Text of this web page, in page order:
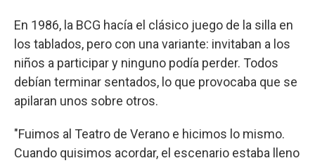
En 1986, la BCG hacía el clásico juego de la silla en
los tablados, pero con una variante: invitaban a los
niños a participar y ninguno podía perder. Todos
debían terminar sentados, lo que provocaba que se
apilaran unos sobre otros.
"Fuimos al Teatro de Verano e hicimos lo mismo.
Cuando quisimos acordar, el escenario estaba lleno